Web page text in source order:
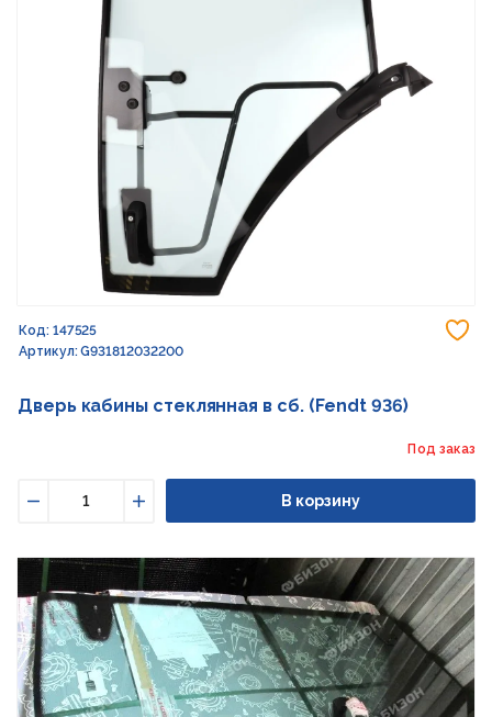
Код: 147525
Артикул: G931812032200
Дверь кабины стеклянная в сб. (Fendt 936)
Под заказ
Увеличить
В корзину